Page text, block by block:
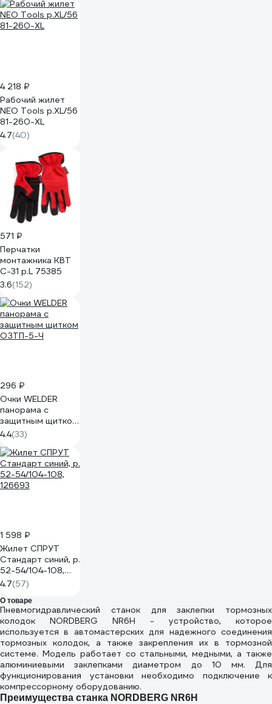
4 218 ₽
Рабочий жилет
NEO Tools p.XL/56
81-260-XL
4.7(40)
571 ₽
Перчатки
монтажника КВТ
С-31 р.L 75385
3.6(152)
296 ₽
Очки WELDER
панорама с
защитным щитком
ОЗТП-5-Ч
4.4(33)
1 598 ₽
Жилет СПРУТ
Стандарт синий, р.
52-54/104-108,
126693
4.7(57)
О товаре
Пневмогидравлический станок для заклепки тормозных
колодок NORDBERG NR6H - устройство, которое
используется в автомастерских для надежного соединения
тормозных колодок, а также закрепления их в тормозной
системе. Модель работает со стальными, медными, а также
алюминиевыми заклепками диаметром до 10 мм. Для
функционирования установки необходимо подключение к
компрессорному оборудованию.
Преимущества станка NORDBERG NR6H